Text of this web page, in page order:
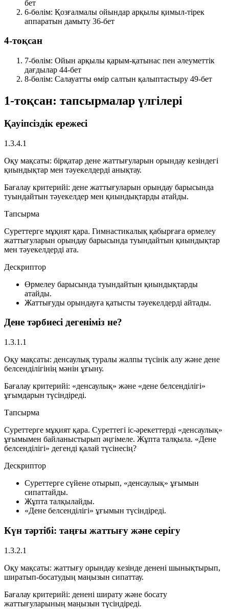
бет
6-бөлім: Қозғалмалы ойындар арқылы қимыл-тірек
аппаратын дамыту 36-бет
4-тоқсан
7-бөлім: Ойын арқылы қарым-қатынас пен әлеуметтік
дағдылар 44-бет
8-бөлім: Салауатты өмір салтын қалыптастыру 49-бет
1-тоқсан: тапсырмалар үлгілері
Қауіпсіздік ережесі
1.3.4.1
Оқу мақсаты: бірқатар дене жаттығуларын орындау кезіндегі
қиындықтар мен тәуекелдерді анықтау.
Бағалау критерийі: дене жаттығуларын орындау барысында
туындайтын тәуекелдер мен қиындықтарды атайды.
Тапсырма
Суреттерге мұқият қара. Гимнастикалық қабырғаға өрмелеу
жаттығуларын орындау барысында туындайтын қиындықтар
мен тәуекелдерді ата.
Дескриптор
Өрмелеу барысында туындайтын қиындықтарды
атайды.
Жаттығуды орындауға қатысты тәуекелдерді айтады.
Дене тәрбиесі дегеніміз не?
1.3.1.1
Оқу мақсаты: денсаулық туралы жалпы түсінік алу және дене
белсенділігінің мәнін ұғыну.
Бағалау критерийі: «денсаулық» және «дене белсенділігі»
ұғымдарын түсіндіреді.
Тапсырма
Суреттерге мұқият қара. Суреттегі іс-әрекеттерді «денсаулық»
ұғымымен байланыстырып әңгімеле. Жұпта талқыла. «Дене
белсенділігі» дегенді қалай түсінесің?
Дескриптор
Суреттерге сүйене отырып, «денсаулық» ұғымын
сипаттайды.
Жұпта талқылайды.
«Дене белсенділігі» ұғымын түсіндіреді.
Күн тәртібі: таңғы жаттығу және серігу
1.3.2.1
Оқу мақсаты: жаттығу орындау кезінде денені шынықтырып,
ширатып-босатудың маңызын сипаттау.
Бағалау критерийі: денені ширату және босату
жаттығуларының маңызын түсіндіреді.